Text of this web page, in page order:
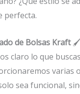
perfecta.
de Bolsas Kraft
claro lo que
varias
sea funcional,